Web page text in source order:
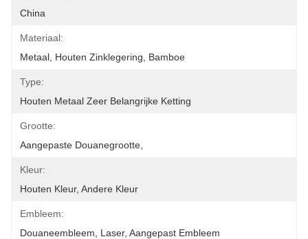
China
Materiaal:
Metaal, Houten Zinklegering, Bamboe
Type:
Houten Metaal Zeer Belangrijke Ketting
Grootte:
Aangepaste Douanegrootte,
Kleur:
Houten Kleur, Andere Kleur
Embleem:
Douaneembleem, Laser, Aangepast Embleem